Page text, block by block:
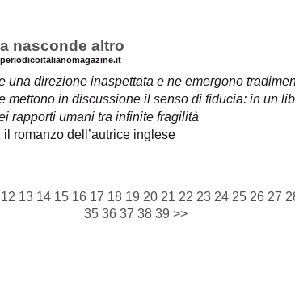
nasconde altro
una direzione inaspettata e ne emergono
mettono in discussione il senso di fiducia: in un
rapporti umani tra infinite fragilità
romanzo dell’autrice inglese
12 13 14 15 16 17 18 19 20 21 22 23 24 25 26 27
35 36 37 38 39 >>